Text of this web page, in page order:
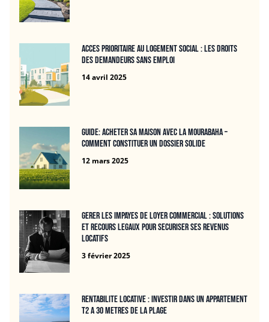
Acces prioritaire au logement social : les droits
des demandeurs sans emploi
14 avril 2025
Guide: Acheter sa maison avec la mourabaha –
Comment constituer un dossier solide
12 mars 2025
Gerer les impayes de loyer commercial : solutions
et recours legaux pour securiser ses revenus
locatifs
3 février 2025
Rentabilite locative : Investir dans un APPARTEMENT
T2 A 30 METRES DE LA PLAGE